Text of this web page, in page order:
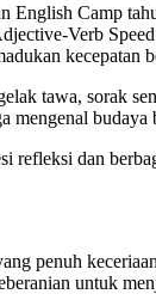
English Camp
Verb
kecepatan
tawa, sorak
mengenal
refleksi dan
penuh
untuk